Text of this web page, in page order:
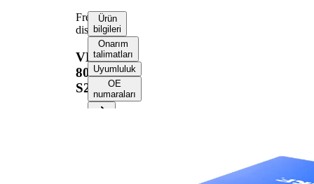
Fren
diski
VKBD
80471
S2
Ürün
bilgileri
Onarım
talimatları
Uyumluluk
OE
numaraları